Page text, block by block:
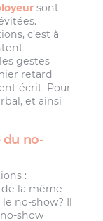
sont
c’est à
gestes
retard
écrit. Pour
et ainsi
du no-
:
la même
no-show? Il
show